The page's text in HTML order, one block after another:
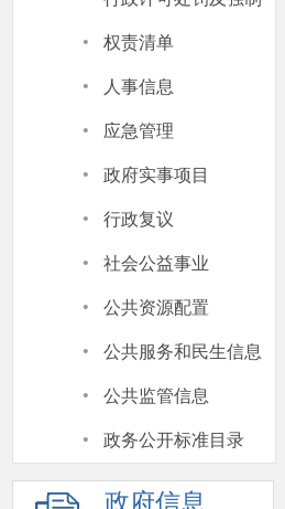
· 权责清单
· 人事信息
· 应急管理
· 政府实事项目
· 行政复议
· 社会公益事业
· 公共资源配置
· 公共服务和民生信息
· 公共监管信息
· 政务公开标准目录
政府信息